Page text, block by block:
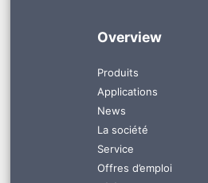
Overview
Aller
au
contenu
Produits
Applications
News
La société
Service
Offres d’emploi